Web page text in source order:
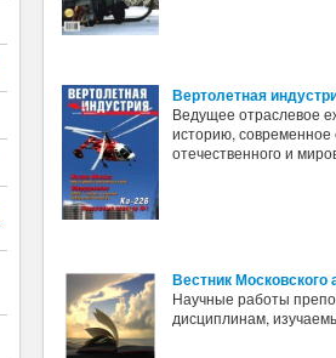
Вертолетная
Ведущее отраслевое
историю, современное
отечественного и
Вестник
Научные работы
дисциплинам,